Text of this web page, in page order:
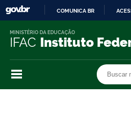
O
COMUNICA BR
IFAC Instituto
MINISTÉRIO DA EDUCAÇÃO